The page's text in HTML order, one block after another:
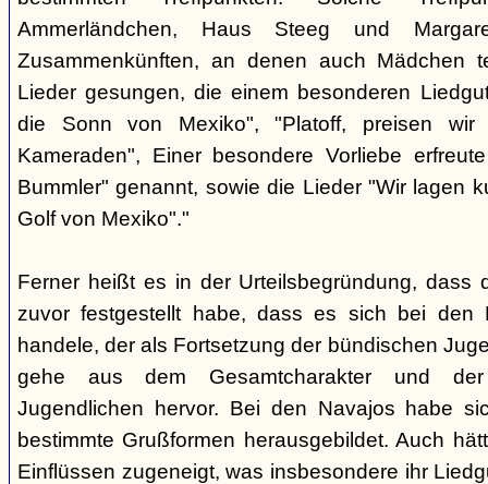
Ammerländchen, Haus Steeg und
Zusammenkünften, an denen auch Mädchen
Lieder gesungen, die einem besonderen
die Sonn von Mexiko", "Platoff, preisen
Kameraden", Einer besondere Vorliebe
Bummler" genannt, sowie die Lieder "Wir lagen
Golf von Mexiko"."
Ferner heißt es in der Urteilsbegründung, dass
zuvor festgestellt habe, dass es sich bei den
handele, der als Fortsetzung der bündischen
gehe aus dem Gesamtcharakter und der
Jugendlichen hervor. Bei den Navajos habe
bestimmte Grußformen herausgebildet. Auch
Einflüssen zugeneigt, was insbesondere ihr